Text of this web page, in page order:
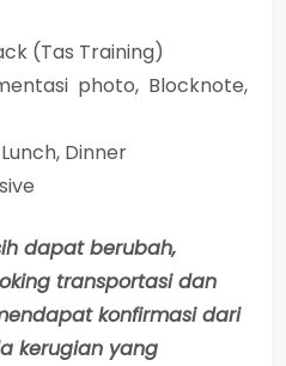
(Tas Training)
photo, Blocknote,
Dinner
dapat berubah,
transportasi dan
konfirmasi dari
kerugian yang